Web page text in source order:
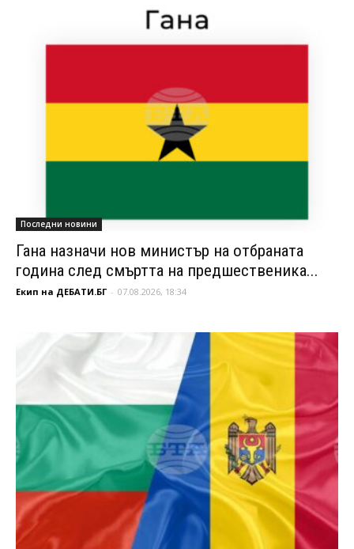
Последни новини
Гана назначи нов министър на отбраната
година след смъртта на предшественика...
Екип на ДЕБАТИ.БГ - 07.08.2026, 18:34